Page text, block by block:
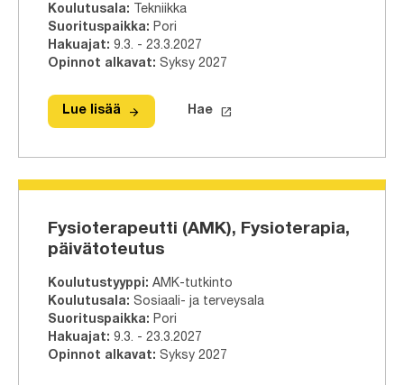
Koulutusala:
Tekniikka
Suorituspaikka: Pori
Hakuajat: 9.3. - 23.3.2027
Opinnot alkavat: Syksy 2027
Lue lisää Insinööri (AMK), Rakennus- ja
Lue lisää arrow_forward
Hae tähän tutkinto-
Hae launch
Fysioterapeutti (AMK), Fysioterapia,
päivätoteutus
Koulutustyyppi: AMK-tutkinto
Koulutusala: Sosiaali- ja terveysala
Suorituspaikka: Pori
Hakuajat: 9.3. - 23.3.2027
Opinnot alkavat: Syksy 2027